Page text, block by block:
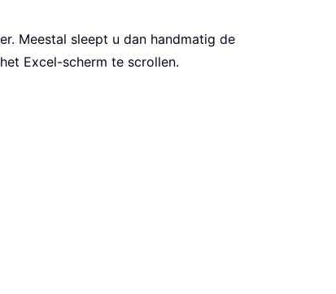
Meestal sleept u dan handmatig de
Excel-scherm te scrollen.